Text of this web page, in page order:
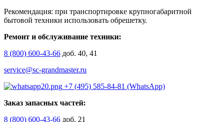
Рекомендация: при транспортировке крупногабаритной
бытовой техники использовать обрешетку.
Ремонт и обслуживание техники:
8 (800) 600-43-66 доб. 40, 41
service@sc-grandmaster.ru
+7 (495) 585-84-81 (WhatsApp)
Заказ запасных частей:
8 (800) 600-43-66 доб. 21